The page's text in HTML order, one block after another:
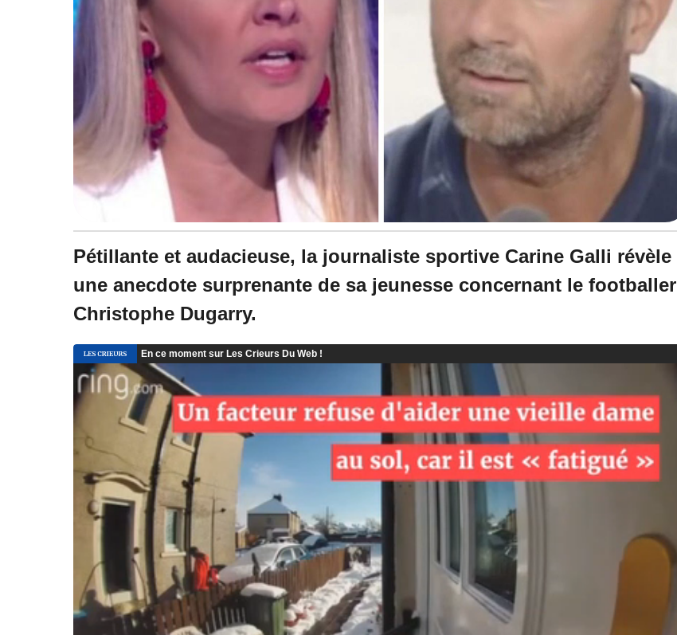
Pétillante et audacieuse, la journaliste sportive Carine Galli révèle
une anecdote surprenante de sa jeunesse concernant le footballer
Christophe Dugarry.